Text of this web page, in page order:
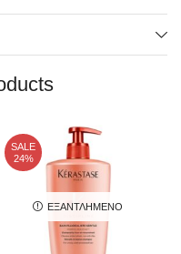
περίπου 30
SALE
24%
ΕΞΑΝΤΛΗΜΈΝΟ